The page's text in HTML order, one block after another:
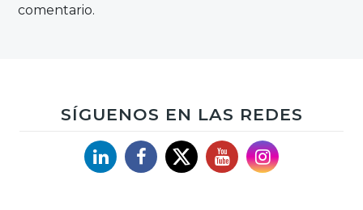
comentario.
SÍGUENOS EN LAS REDES
LinkedinFacebook
X YouTubeInstagram